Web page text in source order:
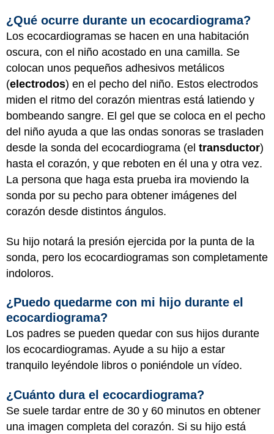
¿Qué ocurre durante un ecocardiograma?
Los ecocardiogramas se hacen en una habitación
oscura, con el niño acostado en una camilla. Se
colocan unos pequeños adhesivos metálicos
(electrodos) en el pecho del niño. Estos electrodos
miden el ritmo del corazón mientras está latiendo y
bombeando sangre. El gel que se coloca en el pecho
del niño ayuda a que las ondas sonoras se trasladen
desde la sonda del ecocardiograma (el transductor)
hasta el corazón, y que reboten en él una y otra vez.
La persona que haga esta prueba ira moviendo la
sonda por su pecho para obtener imágenes del
corazón desde distintos ángulos.
Su hijo notará la presión ejercida por la punta de la
sonda, pero los ecocardiogramas son completamente
indoloros.
¿Puedo quedarme con mi hijo durante el
ecocardiograma?
Los padres se pueden quedar con sus hijos durante
los ecocardiogramas. Ayude a su hijo a estar
tranquilo leyéndole libros o poniéndole un vídeo.
¿Cuánto dura el ecocardiograma?
Se suele tardar entre de 30 y 60 minutos en obtener
una imagen completa del corazón. Si su hijo está